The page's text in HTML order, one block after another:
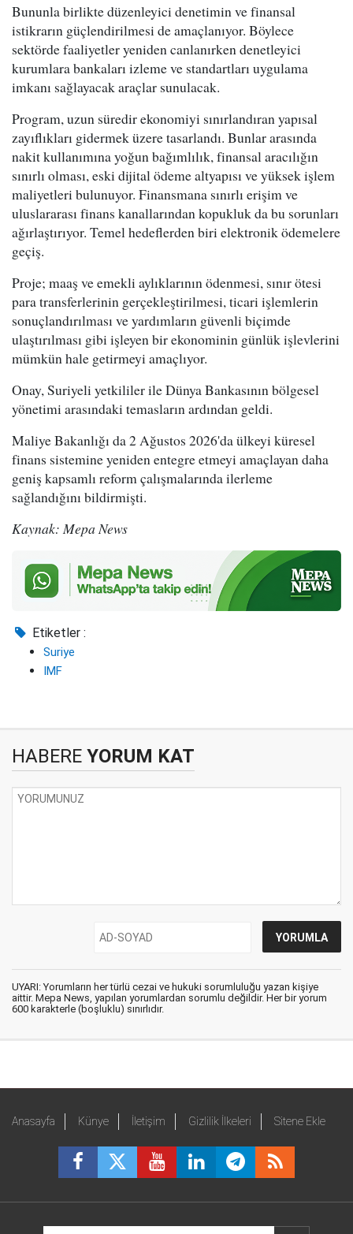
Bununla birlikte düzenleyici denetimin ve finansal
istikrarın güçlendirilmesi de amaçlanıyor. Böylece
sektörde faaliyetler yeniden canlanırken denetleyici
kurumlara bankaları izleme ve standartları uygulama
imkanı sağlayacak araçlar sunulacak.
Program, uzun süredir ekonomiyi sınırlandıran yapısal
zayıflıkları gidermek üzere tasarlandı. Bunlar arasında
nakit kullanımına yoğun bağımlılık, finansal aracılığın
sınırlı olması, eski dijital ödeme altyapısı ve yüksek işlem
maliyetleri bulunuyor. Finansmana sınırlı erişim ve
uluslararası finans kanallarından kopukluk da bu sorunları
ağırlaştırıyor. Temel hedeflerden biri elektronik ödemelere
geçiş.
Proje; maaş ve emekli aylıklarının ödenmesi, sınır ötesi
para transferlerinin gerçekleştirilmesi, ticari işlemlerin
sonuçlandırılması ve yardımların güvenli biçimde
ulaştırılması gibi işleyen bir ekonominin günlük işlevlerini
mümkün hale getirmeyi amaçlıyor.
Onay, Suriyeli yetkililer ile Dünya Bankasının bölgesel
yönetimi arasındaki temasların ardından geldi.
Maliye Bakanlığı da 2 Ağustos 2026'da ülkeyi küresel
finans sistemine yeniden entegre etmeyi amaçlayan daha
geniş kapsamlı reform çalışmalarında ilerleme
sağlandığını bildirmişti.
Kaynak: Mepa News
Etiketler :
Suriye
IMF
HABERE YORUM KAT
UYARI: Yorumların her türlü cezai ve hukuki sorumluluğu yazan kişiye
aittir. Mepa News, yapılan yorumlardan sorumlu değildir. Her bir yorum
600 karakterle (boşluklu) sınırlıdır.
Anasayfa Künye İletişim Gizlilik İlkeleri Sitene Ekle